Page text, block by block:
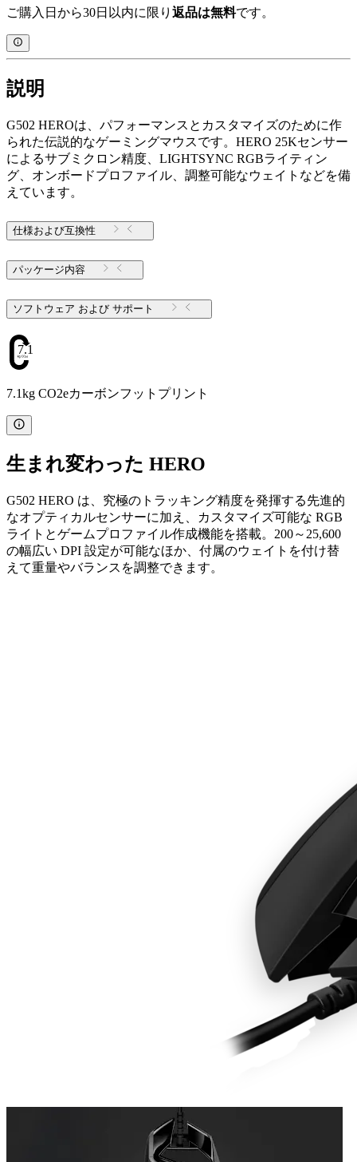
ご購入日から30日以内に限り 返品は無料です。
説明
G502 HEROは、パフォーマンスとカスタマイズのために作
られた伝説的なゲーミングマウスです。HERO 25Kセンサー
によるサブミクロン精度、LIGHTSYNC RGBライティン
グ、オンボードプロファイル、調整可能なウェイトなどを備
えています。
仕様および互換性
パッケージ内容
ソフトウェア および サポート
7.1
7.1kg CO2eカーボンフットプリント
生まれ変わった HERO
G502 HERO は、究極のトラッキング精度を発揮する先進的
なオプティカルセンサーに加え、カスタマイズ可能な RGB
ライトとゲームプロファイル作成機能を搭載。200～25,600
の幅広い DPI 設定が可能なほか、付属のウェイトを付け替
えて重量やバランスを調整できます。